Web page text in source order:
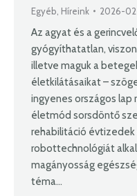
Egyéb Híreink 2026-
Az agyat és a
gyógyíthatatlan,
illetve maguk a
életkilátásaikat –
ingyenes országos
életmód sorsdöntő
rehabilitáció
robottechnológiát
magányosság
téma…